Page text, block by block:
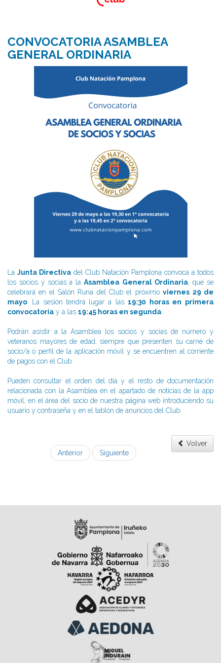
CONVOCATORIA ASAMBLEA
GENERAL ORDINARIA
La Junta Directiva del Club Natación Pamplona convoca a todos
los socios y socias a la Asamblea General Ordinaria, que se
celebrará en el Salón Runa del Club el próximo viernes 29 de
mayo . La sesión tendrá lugar a las 19:30 horas en primera
convocatoria y a las 19:45 horas en segunda
Podrán asistir a la Asamblea los socios y socias de número y
veteranos mayores de edad, siempre que presenten su carné de
socio/a o perfil de la aplicación móvil y se encuentren al corriente
de pagos con el Club.
Pueden consultar el orden del día y el resto de documentación
relacionada con la Asamblea en el apartado de noticias de la app
móvil, en el área del socio de nuestra página web introduciendo su
usuario y contraseña y en el tablón de anuncios del Club.
Volver
Anterior
Siguiente